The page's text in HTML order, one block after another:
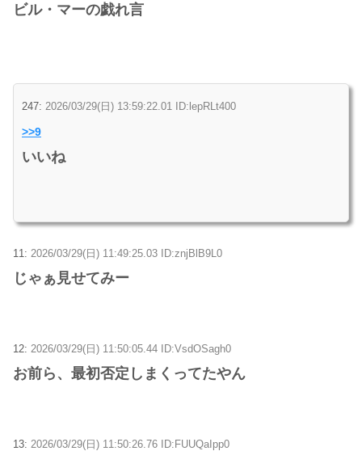
ビル・マーの戯れ言
247: 2026/03/29(日) 13:59:22.01 ID:lepRLt400
>>9
いいね
11: 2026/03/29(日) 11:49:25.03 ID:znjBlB9L0
じゃぁ見せてみー
12: 2026/03/29(日) 11:50:05.44 ID:VsdOSagh0
お前ら、最初否定しまくってたやん
13: 2026/03/29(日) 11:50:26.76 ID:FUUQaIpp0